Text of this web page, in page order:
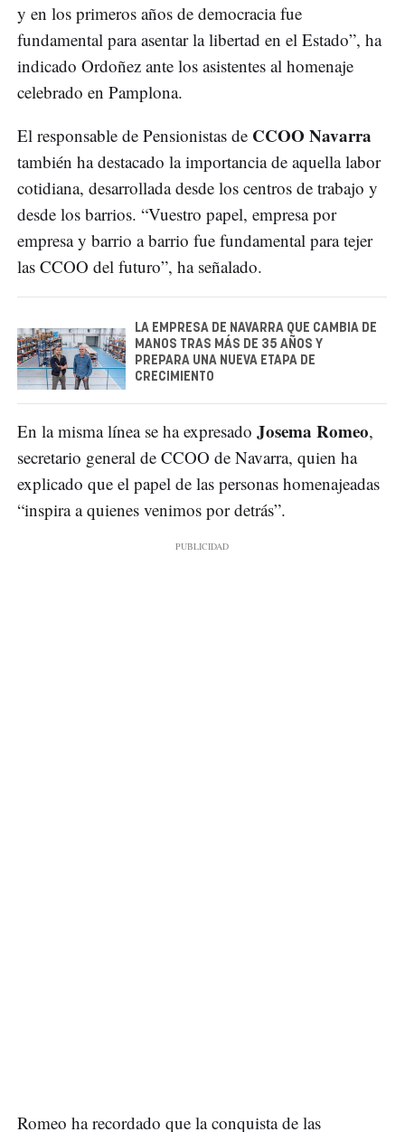
y en los primeros años de democracia fue
fundamental para asentar la libertad en el Estado”, ha
indicado Ordoñez ante los asistentes al homenaje
celebrado en Pamplona.
El responsable de Pensionistas de CCOO Navarra
también ha destacado la importancia de aquella labor
cotidiana, desarrollada desde los centros de trabajo y
desde los barrios. “Vuestro papel, empresa por
empresa y barrio a barrio fue fundamental para tejer
las CCOO del futuro”, ha señalado.
LA EMPRESA DE NAVARRA QUE CAMBIA DE
MANOS TRAS MÁS DE 35 AÑOS Y
PREPARA UNA NUEVA ETAPA DE
CRECIMIENTO
En la misma línea se ha expresado Josema Romeo,
secretario general de CCOO de Navarra, quien ha
explicado que el papel de las personas homenajeadas
“inspira a quienes venimos por detrás”.
Romeo ha recordado que la conquista de las